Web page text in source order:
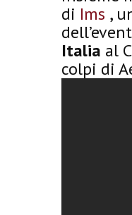
di Ims ,
Italia al
colpi di